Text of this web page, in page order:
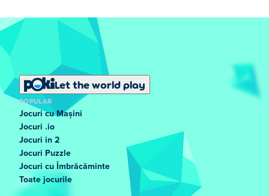
Let the world play
POPULAR
Jocuri cu Mașini
Jocuri .io
Jocuri in 2
Jocuri Puzzle
Jocuri cu Îmbrăcăminte
Toate jocurile